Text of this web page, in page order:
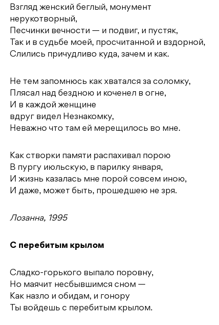
Взгляд женский беглый, монумент
нерукотворный,
Песчинки вечности — и подвиг, и пустяк,
Так и в судьбе моей, просчитанной и вздорной,
Слились причудливо куда, зачем и как.
Не тем запомнюсь как хватался за соломку,
Плясал над бездною и коченел в огне,
И в каждой женщине
вдруг видел Незнакомку,
Неважно что там ей мерещилось во мне.
Как створки памяти распахивал порою
В пургу июльскую, в парилку января,
И жизнь казалась мне порой совсем иною,
И даже, может быть, прошедшею не зря.
Лозанна, 1995
С перебитым крылом
Сладко-горького выпало поровну,
Но маячит несбывшимся сном —
Как назло и обидам, и гонору
Ты войдешь с перебитым крылом.